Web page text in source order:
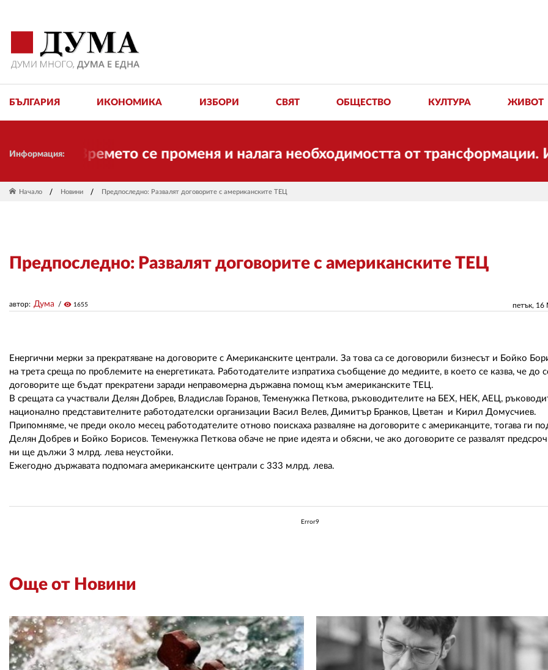
БЪЛГАРИЯ ИКОНОМИКА ИЗБОРИ СВЯТ ОБЩЕСТВО КУЛТУРА ЖИВОТ
Информация:
тук! Времето се променя и налага необходимостта от трансформации. И
Начало Новини Предпоследно: Развалят договорите с американските ТЕЦ
Предпоследно: Развалят договорите с американските ТЕЦ
петък,
автор: Дума visibility 1655
Енергични мерки за прекратяване на договорите с Американските централи. За това са се договорили бизнесът и Бойко
на трета среща по проблемите на енергетиката. Работодателите изпратиха съобщение до медиите, в което се казва, че до
договорите ще бъдат прекратени заради неправомерна държавна помощ към американските ТЕЦ.
В срещата са участвали Делян Добрев, Владислав Горанов, Теменужка Петкова, ръководителите на БЕХ, НЕК, АЕЦ,
национално представителните работодателски организации Васил Велев, Димитър Бранков, Цветан и Кирил Домусчиев.
Припомняме, че преди около месец работодателите отново поискаха разваляне на договорите с американците, тогава ги
Делян Добрев и Бойко Борисов. Теменужка Петкова обаче не прие идеята и обясни, че ако договорите се развалят
ни ще дължи 3 млрд. лева неустойки.
Ежегодно държавата подпомага американските централи с 333 млрд. лева.
Error9
Още от Новини